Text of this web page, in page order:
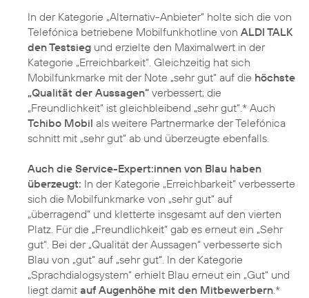
In der Kategorie „Alternativ-Anbieter“ holte sich die von
Telefónica betriebene Mobilfunkhotline von ALDI TALK
den Testsieg und erzielte den Maximalwert in der
Kategorie „Erreichbarkeit“. Gleichzeitig hat sich
Mobilfunkmarke mit der Note „sehr gut“ auf die höchste
„Qualität der Aussagen“ verbessert; die
„Freundlichkeit“ ist gleichbleibend „sehr gut“.* Auch
Tchibo Mobil als weitere Partnermarke der Telefónica
schnitt mit „sehr gut“ ab und überzeugte ebenfalls.
Auch die Service-Expert:innen von Blau haben
überzeugt: In der Kategorie „Erreichbarkeit“ verbesserte
sich die Mobilfunkmarke von „sehr gut“ auf
„überragend“ und kletterte insgesamt auf den vierten
Platz. Für die „Freundlichkeit“ gab es erneut ein „Sehr
gut“. Bei der „Qualität der Aussagen“ verbesserte sich
Blau von „gut“ auf „sehr gut“. In der Kategorie
„Sprachdialogsystem“ erhielt Blau erneut ein „Gut“ und
liegt damit auf Augenhöhe mit den Mitbewerbern.*